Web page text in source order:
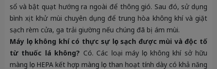
sổ và bật quạt hướng ra ngoài để thông gió. Sau đó, sử dụng
bình xịt khử mùi chuyên dụng để trung hòa không khí và giặt
sạch rèm cửa, ga trải giường nếu chúng đã bị ám mùi.
Máy lọc không khí có thực sự lọc sạch được mùi và độc tố
từ thuốc lá không? Có. Các loại máy lọc không khí sở hữu
màng lọc HEPA kết hợp màng lọc than hoạt tính dày có khả năng